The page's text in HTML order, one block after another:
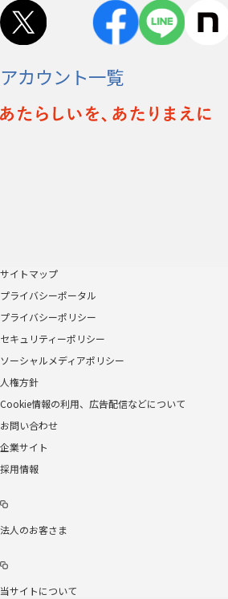
アカウント一覧
サイトマップ
プライバシーポータル
プライバシーポリシー
セキュリティーポリシー
ソーシャルメディアポリシー
人権方針
Cookie情報の利用、広告配信などについて
お問い合わせ
企業サイト
採用情報
法人のお客さま
当サイトについて